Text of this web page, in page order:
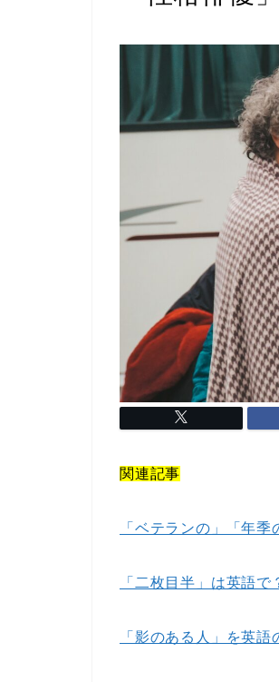
関連記事
「ベテランの」「年
「二枚目半」は英語で
「影のある人」を英